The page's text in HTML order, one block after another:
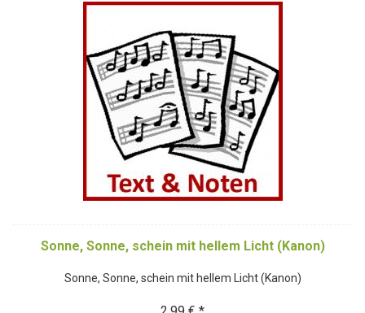
Sonne, Sonne, schein mit hellem Licht (Kanon)
Sonne, Sonne, schein mit hellem Licht (Kanon)